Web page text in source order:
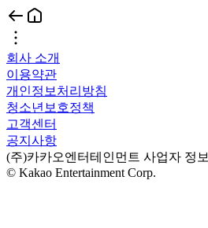
회사 소개
이용약관
개인정보처리방침
청소년보호정책
고객센터
공지사항
(주)카카오엔터테인먼트 사업자 정보
© Kakao Entertainment Corp.